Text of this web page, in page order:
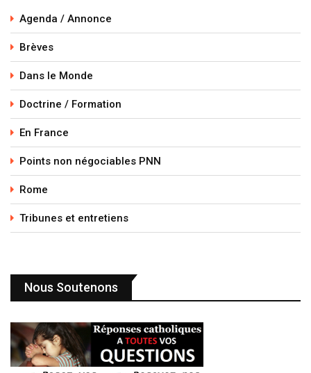
Agenda / Annonce
Brèves
Dans le Monde
Doctrine / Formation
En France
Points non négociables PNN
Rome
Tribunes et entretiens
Nous Soutenons